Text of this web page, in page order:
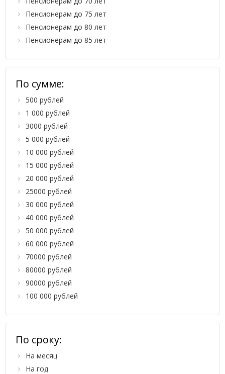
Пенсионерам до 75 лет
Пенсионерам до 80 лет
Пенсионерам до 85 лет
По сумме:
500 рублей
1 000 рублей
3000 рублей
5 000 рублей
10 000 рублей
15 000 рублей
20 000 рублей
25000 рублей
30 000 рублей
40 000 рублей
50 000 рублей
60 000 рублей
70000 рублей
80000 рублей
90000 рублей
100 000 рублей
По сроку:
На месяц
На год